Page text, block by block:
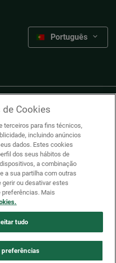
Português
geral e condições de
de Cookies
terceiros para fins técnicos,
incluindo anúncios
dados. Estes cookies
dos seus hábitos de
a combinação
a sua partilha com outras
gerir ou desativar estes
Mais
preferências
tudo